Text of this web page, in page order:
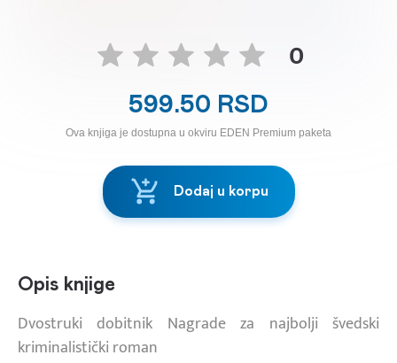
0
599.50 RSD
Ova knjiga je dostupna u okviru EDEN Premium paketa
Dodaj u korpu
Opis knjige
Dvostruki dobitnik Nagrade za najbolji švedski
kriminalistički roman